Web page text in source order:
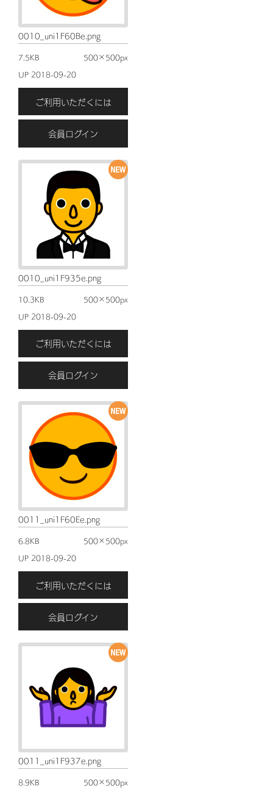
0010_uni1F60Be.png
7.5KB
500×500px
UP 2018-09-20
ご利用いただくには
会員ログイン
0010_uni1F935e.png
10.3KB
500×500px
UP 2018-09-20
ご利用いただくには
会員ログイン
0011_uni1F60Ee.png
6.8KB
500×500px
UP 2018-09-20
ご利用いただくには
会員ログイン
0011_uni1F937e.png
8.9KB
500×500px